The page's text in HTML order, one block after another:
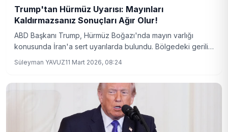
Trump'tan Hürmüz Uyarısı: Mayınları
Kaldırmazsanız Sonuçları Ağır Olur!
ABD Başkanı Trump, Hürmüz Boğazı'nda mayın varlığı
konusunda İran'a sert uyarılarda bulundu. Bölgedeki gerilim
değerlendiriyor.
Süleyman YAVUZ11 Mart 2026, 08:24